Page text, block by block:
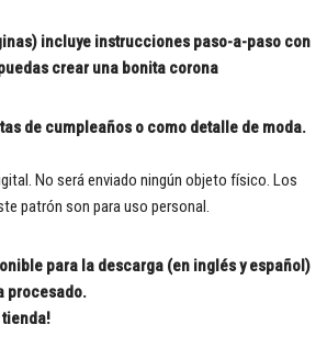
incluye instrucciones paso-a-paso con
crear una bonita corona
de cumpleaños o como detalle de moda.
No será enviado ningún objeto físico. Los
patrón son para uso personal.
para la descarga (en inglés y español)
procesado.